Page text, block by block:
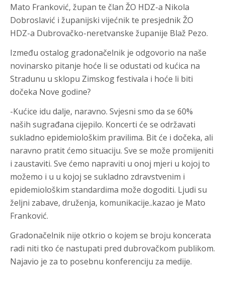
Mato Franković, župan te član ŽO HDZ-a Nikola
Dobroslavić i županijski vijećnik te presjednik ŽO
HDZ-a Dubrovačko-neretvanske županije Blaž Pezo.
Između ostalog gradonačelnik je odgovorio na naše
novinarsko pitanje hoće li se odustati od kućica na
Stradunu u sklopu Zimskog festivala i hoće li biti
dočeka Nove godine?
-Kućice idu dalje, naravno. Svjesni smo da se 60%
naših sugrađana cijepilo. Koncerti će se održavati
sukladno epidemiološkim pravilima. Bit će i dočeka, ali
naravno pratit ćemo situaciju. Sve se može promijeniti
i zaustaviti. Sve ćemo napraviti u onoj mjeri u kojoj to
možemo i u u kojoj se sukladno zdravstvenim i
epidemiološkim standardima može dogoditi. Ljudi su
željni zabave, druženja, komunikacije..kazao je Mato
Franković.
Gradonačelnik nije otkrio o kojem se broju koncerata
radi niti tko će nastupati pred dubrovačkom publikom.
Najavio je za to posebnu konferenciju za medije.